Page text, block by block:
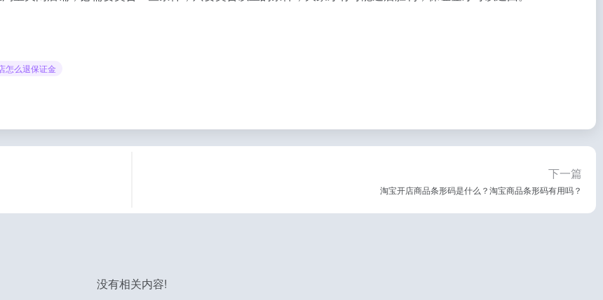
怎么退保证金
下一篇
淘宝开店商品条形码是什么？淘宝商品条形码有用吗？
没有相关内容!